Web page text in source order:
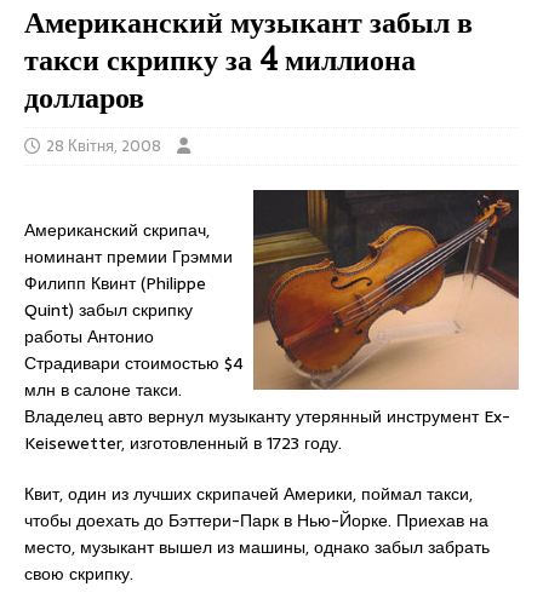
Американский музыкант забыл в
такси скрипку за 4 миллиона
долларов
28 Квітня, 2008
Американский скрипач,
номинант премии Грэмми
Филипп Квинт (Philippe
Quint) забыл скрипку
работы Антонио
Страдивари стоимостью $4
млн в салоне такси.
Владелец авто вернул музыканту утерянный инструмент Ex-
Keisewetter, изготовленный в 1723 году.
Квит, один из лучших скрипачей Америки, поймал такси,
чтобы доехать до Бэттери-Парк в Нью-Йорке. Приехав на
место, музыкант вышел из машины, однако забыл забрать
свою скрипку.